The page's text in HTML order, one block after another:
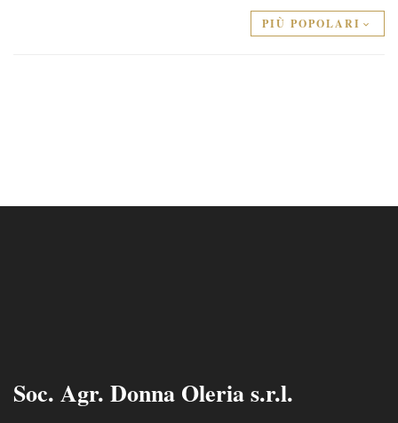
PIÙ POPOLARI
Soc. Agr. Donna Oleria s.r.l.